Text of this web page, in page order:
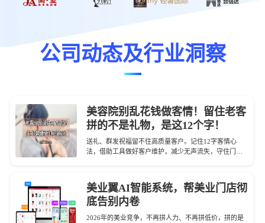
公司动态及行业洞察
美容院别乱花钱做客情！留住老客
拼的不是礼物，是这12个字！
送礼、群发祝福留不住高质量客户。记住12字客情心
法，借助工具做好客户维护，减少无声流失，守住门店
美业翼AI智能系统，帮美业门店彻
底告别内卷
2026年的美业竞争，不再拼人力、不再拼低价，拼的是